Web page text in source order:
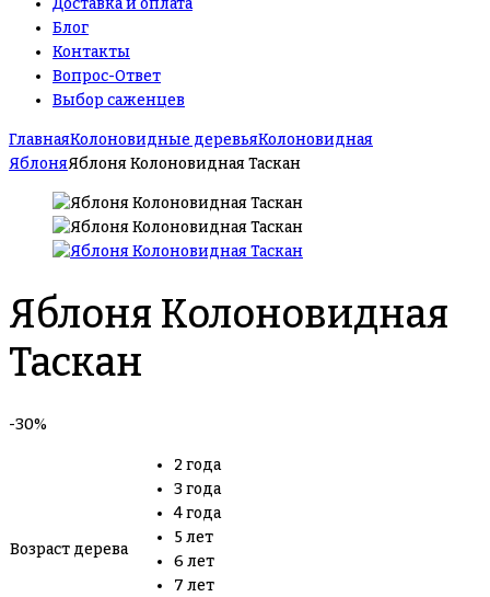
Доставка и оплата
Блог
Контакты
Вопрос-Ответ
Выбор саженцев
ГлавнаяКолоновидные деревьяКолоновидная
ЯблоняЯблоня Колоновидная Таскан
Яблоня Колоновидная
Таскан
-30%
Возраст дерева
2 года
3 года
4 года
5 лет
6 лет
7 лет